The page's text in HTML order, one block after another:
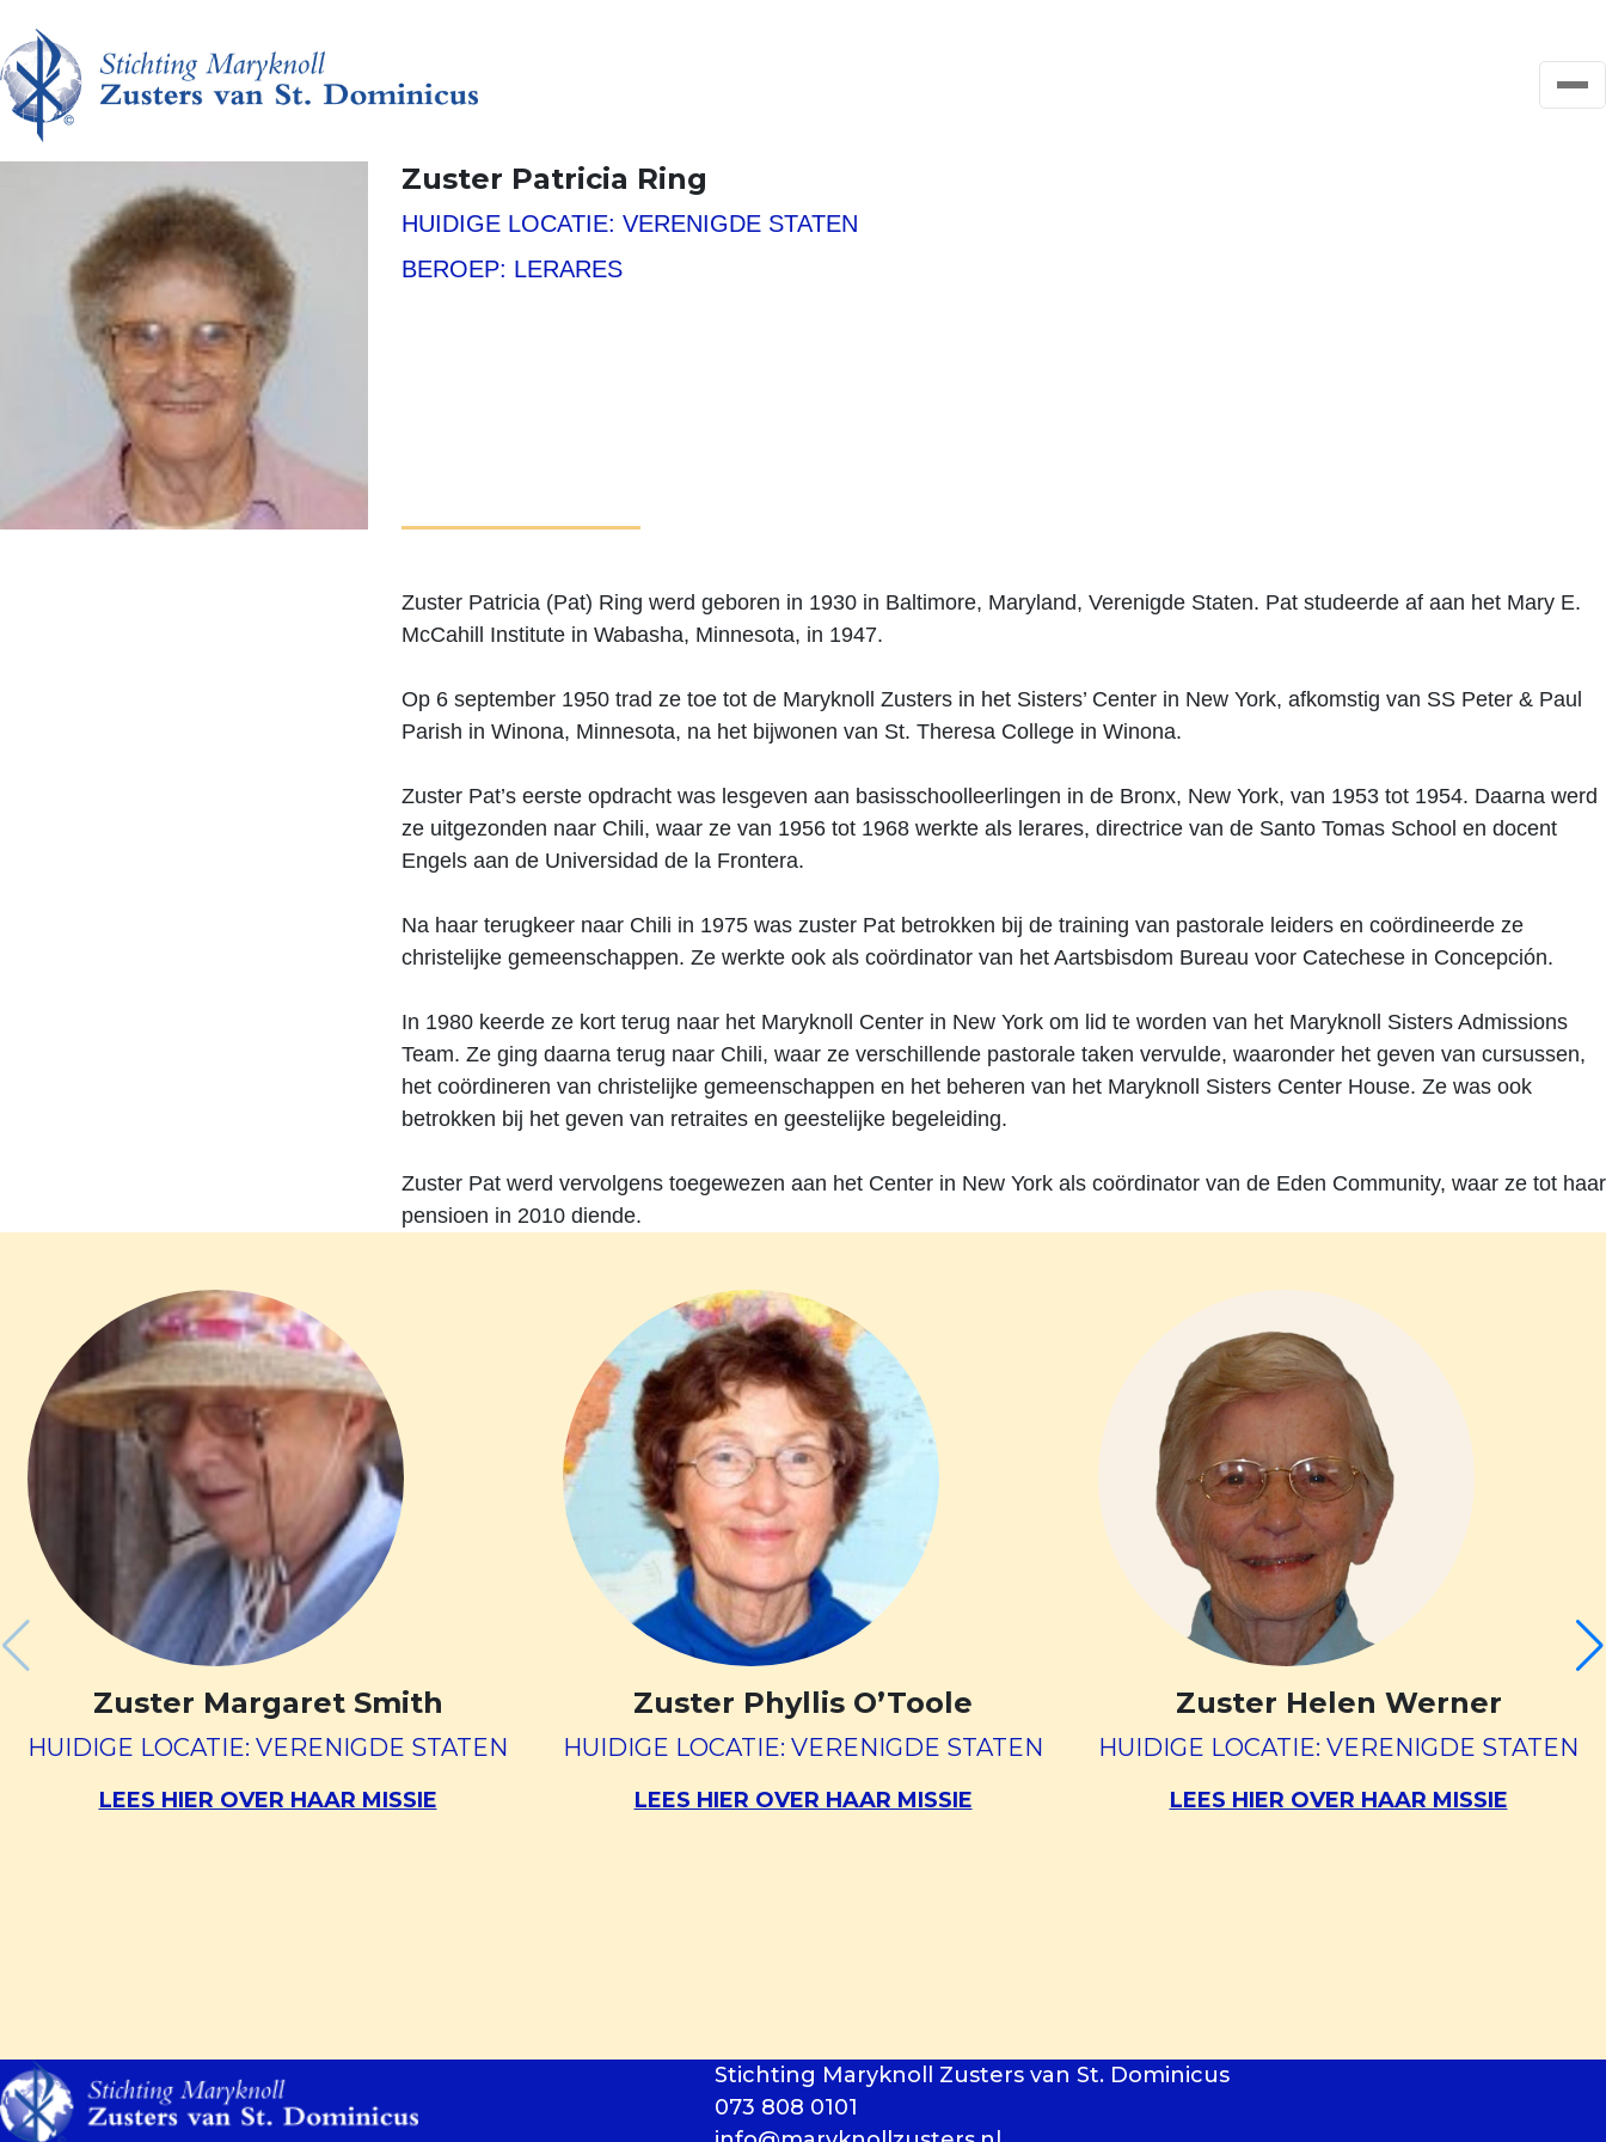
NIEUWS
Zuster Patricia Ring
HUIDIGE LOCATIE: VERENIGDE STATEN
BEROEP: LERARES
Zuster Patricia (Pat) Ring werd geboren in 1930 in Baltimore, Maryland, Verenigde Staten. Pat studeerde af aan het Mary E.
McCahill Institute in Wabasha, Minnesota, in 1947.
Op 6 september 1950 trad ze toe tot de Maryknoll Zusters in het Sisters’ Center in New York, afkomstig van SS Peter & Paul
Parish in Winona, Minnesota, na het bijwonen van St. Theresa College in Winona.
Zuster Pat’s eerste opdracht was lesgeven aan basisschoolleerlingen in de Bronx, New York, van 1953 tot 1954. Daarna werd
ze uitgezonden naar Chili, waar ze van 1956 tot 1968 werkte als lerares, directrice van de Santo Tomas School en docent
Engels aan de Universidad de la Frontera.
Na haar terugkeer naar Chili in 1975 was zuster Pat betrokken bij de training van pastorale leiders en coördineerde ze
christelijke gemeenschappen. Ze werkte ook als coördinator van het Aartsbisdom Bureau voor Catechese in Concepción.
In 1980 keerde ze kort terug naar het Maryknoll Center in New York om lid te worden van het Maryknoll Sisters Admissions
Team. Ze ging daarna terug naar Chili, waar ze verschillende pastorale taken vervulde, waaronder het geven van cursussen,
het coördineren van christelijke gemeenschappen en het beheren van het Maryknoll Sisters Center House. Ze was ook
betrokken bij het geven van retraites en geestelijke begeleiding.
Zuster Pat werd vervolgens toegewezen aan het Center in New York als coördinator van de Eden Community, waar ze tot haar
pensioen in 2010 diende.
Zuster Margaret Smith
HUIDIGE LOCATIE: VERENIGDE STATEN
LEES HIER OVER HAAR MISSIE
Zuster Phyllis O’Toole
HUIDIGE LOCATIE: VERENIGDE STATEN
LEES HIER OVER HAAR MISSIE
Zuster Helen Werner
HUIDIGE LOCATIE: VERENIGDE STATEN
LEES HIER OVER HAAR MISSIE
Stichting Maryknoll Zusters van St. Dominicus
073 808 0101